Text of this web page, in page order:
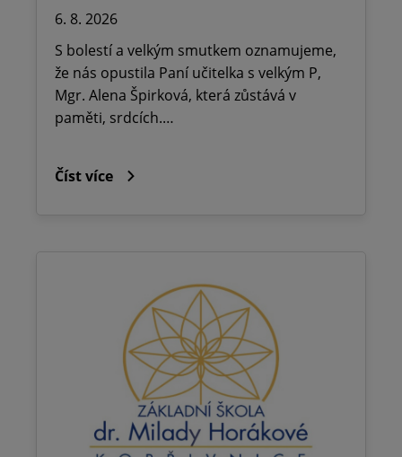
6. 8. 2026
S bolestí a velkým smutkem oznamujeme,
že nás opustila Paní učitelka s velkým P,
Mgr. Alena Špirková, která zůstává v
paměti, srdcích.…
Číst více